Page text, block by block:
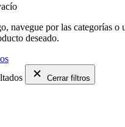
navegue por las categorías o
deseado.
Cerrar filtros